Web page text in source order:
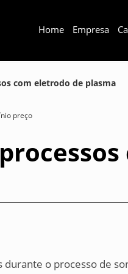
Home Empresa
com eletrodo de plasma
preço
o processo de